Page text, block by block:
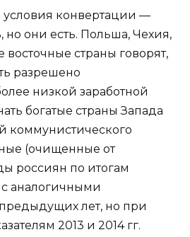
условия конвертации —
но они есть. Польша, Чехия,
страны говорят,
разрешено
низкой заработной
богатые страны Запада
коммунистического
(очищенные от
россиян по итогам
аналогичными
лет, но при
2013 и 2014 гг.